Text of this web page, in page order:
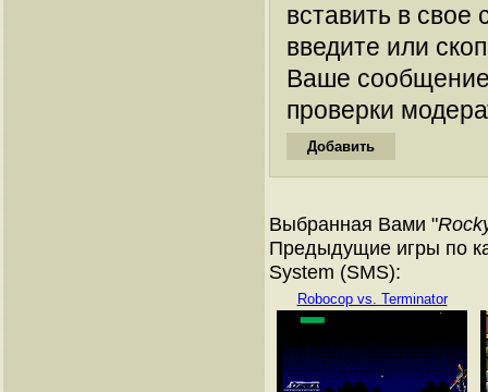
вставить в
введите или
Ваше
проверки
Выбранная Вами "
Предыдущие игры по
System (SMS):
Robocop vs. Terminator